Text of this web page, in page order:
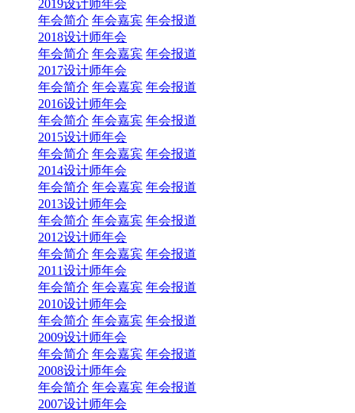
2019设计师年会
年会简介 年会嘉宾 年会报道
2018设计师年会
年会简介 年会嘉宾 年会报道
2017设计师年会
年会简介 年会嘉宾 年会报道
2016设计师年会
年会简介 年会嘉宾 年会报道
2015设计师年会
年会简介 年会嘉宾 年会报道
2014设计师年会
年会简介 年会嘉宾 年会报道
2013设计师年会
年会简介 年会嘉宾 年会报道
2012设计师年会
年会简介 年会嘉宾 年会报道
2011设计师年会
年会简介 年会嘉宾 年会报道
2010设计师年会
年会简介 年会嘉宾 年会报道
2009设计师年会
年会简介 年会嘉宾 年会报道
2008设计师年会
年会简介 年会嘉宾 年会报道
2007设计师年会